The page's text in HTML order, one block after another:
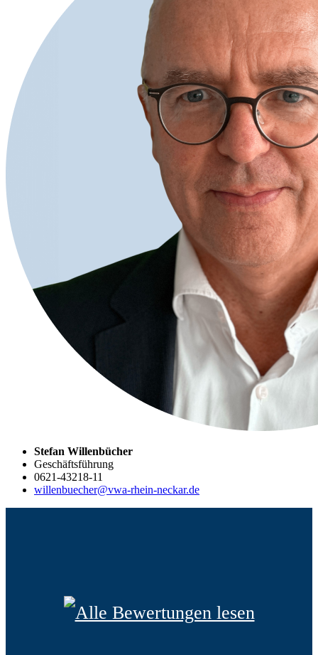
Stefan Willenbücher
Geschäftsführung
0621-43218-11
willenbuecher@vwa-rhein-neckar.de